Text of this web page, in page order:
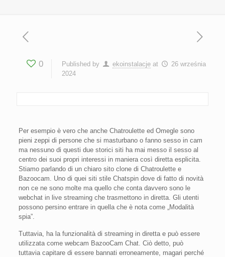
0 Published by ekoinstalacje at
26 września
2024
Per esempio è vero che anche Chatroulette ed Omegle sono
pieni zeppi di persone che si masturbano o fanno sesso in cam
ma nessuno di questi due storici siti ha mai messo il sesso al
centro dei suoi propri interessi in maniera così diretta esplicita.
Stiamo parlando di un chiaro sito clone di Chatroulette e
Bazoocam. Uno di quei siti stile Chatspin dove di fatto di novità
non ce ne sono molte ma quello che conta davvero sono le
webchat in live streaming che trasmettono in diretta. Gli utenti
possono persino entrare in quella che è nota come „Modalità
spia”.
Tuttavia, ha la funzionalità di streaming in diretta e può essere
utilizzata come webcam BazooCam Chat. Ciò detto, può
tuttavia capitare di essere bannati erroneamente, magari perché